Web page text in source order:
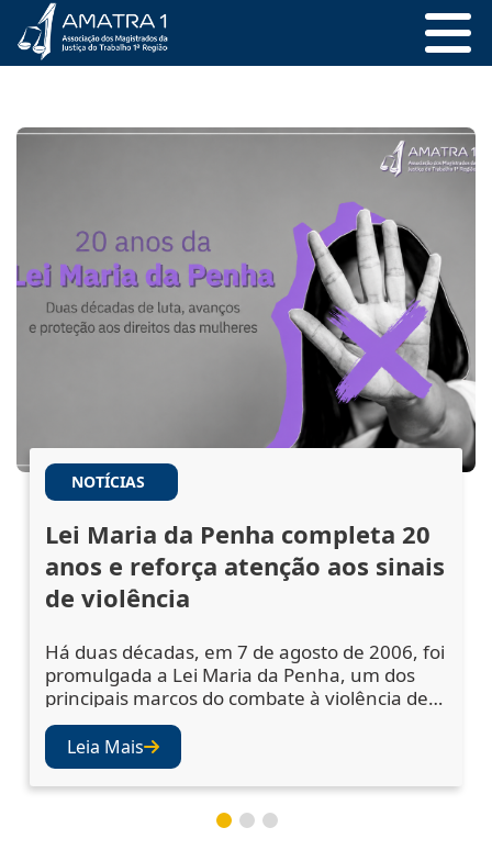
NOTÍCIAS
Lei Maria da Penha completa 20
anos e reforça atenção aos sinais
de violência
Há duas décadas, em 7 de agosto de 2006, foi
promulgada a Lei Maria da Penha, um dos
principais marcos do combate à violência de
gênero no Brasil. A legislação ampliou os
mecanismos de prevenção, acolhimento das
vítimas e punição dos agressores, mas
também abriu os olhos da sociedade e das
instituições para a importância de se atentar
aos sinais de violência. Juízes e desembargad
Leia Mais